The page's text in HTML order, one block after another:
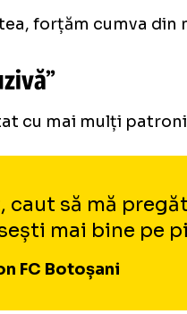
forțăm cumva
cu mai mulți
să mă
mai bine pe
FC Botoșani